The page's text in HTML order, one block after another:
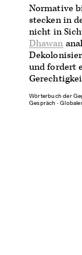
Normative
stecken in
nicht in
Dhawan
und fordert
Wörterbuch der
Gespräch ∙